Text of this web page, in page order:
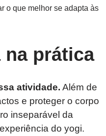
o que melhor se adapta às
na prática
atividade. Além de
e proteger o corpo
inseparável da
do yogi.